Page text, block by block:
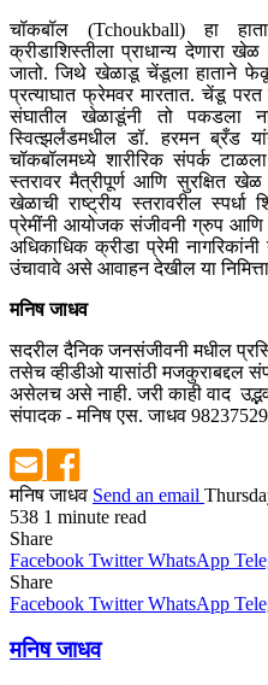
चॉकबॉल (Tchoukball) हा
क्रीडाशिस्तीला प्राधान्य देणारा
जातो. जिथे खेळाडू चेंडूला हाताने
प्रत्याघात फ्रेमवर मारतात. चेंडू परत
संघातील खेळाडूंनी तो पकडला
स्वित्झर्लंडमधील डॉ. हरमन ब्रँड
चॉकबॉलमध्ये शारीरिक संपर्क
स्तरावर मैत्रीपूर्ण आणि सुरक्षित
खेळाची राष्ट्रीय स्तरावरील
प्रेमींनी आयोजक संजीवनी ग्रुप
अधिकाधिक क्रीडा प्रेमी
उंचावावे असे आवाहन देखील या
मनिष जाधव
सदरील दैनिक जनसंजीवनी मधील
तसेच व्हीडीओ यासांठी मजकुराबद्दल
असेलच असे नाही. जरी काही वाद
संपादक - मनिष एस. जाधव
मनिष जाधव Send an email
538 1 minute read
Share
Facebook Twitter WhatsApp
Share
Facebook Twitter WhatsApp
मनिष जाधव